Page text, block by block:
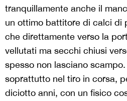
tranquillamente anche il
un ottimo battitore di calci di
che direttamente verso la
vellutati ma secchi chiusi
spesso non lasciano
soprattutto nel tiro in corsa,
diciotto anni, con un fisico